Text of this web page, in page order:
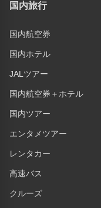
国内旅行
国内航空券
国内ホテル
JALツアー
国内航空券＋ホテル
国内ツアー
エンタメツアー
レンタカー
高速バス
クルーズ